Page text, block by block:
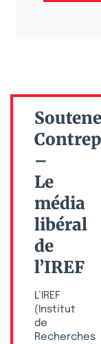
–
Le
média
libéral
de
l’IREF
L’IREF
(Institut
de
Recherches